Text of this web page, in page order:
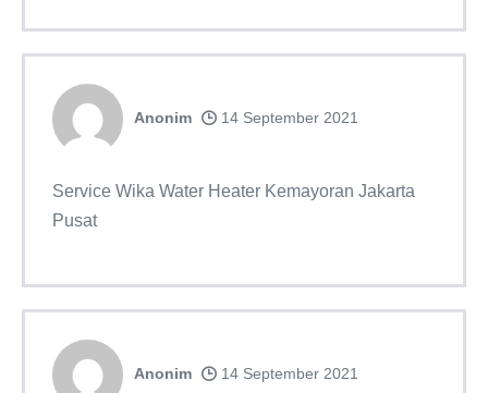
Anonim 14 September 2021
Service Wika Water Heater Kemayoran Jakarta
Pusat
Anonim 14 September 2021